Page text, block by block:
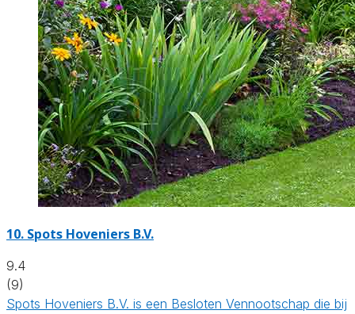
10. Spots Hoveniers B.V.
9.4
(9)
Spots Hoveniers B.V. is een Besloten Vennootschap die bij